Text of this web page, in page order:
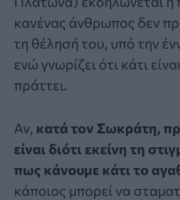
κανένας άνθρωπος δεν
τη θέλησή του, υπό την
ενώ γνωρίζει ότι κάτι
πράττει.
Αν, κατά τον Σωκράτη,
είναι διότι εκείνη τη
πως κάνουμε κάτι το
κάποιος μπορεί να